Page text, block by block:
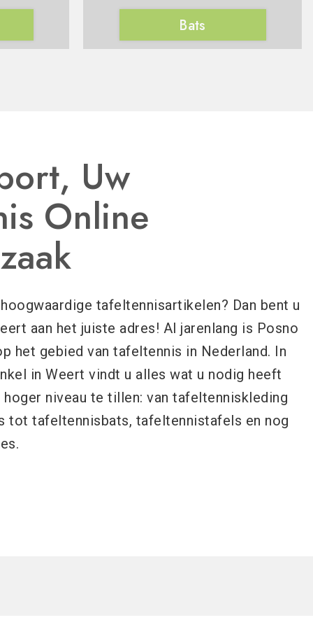
Bats
Uw
Online
tafeltennisartikelen? Dan bent u
aan het juiste adres! Al jarenlang is Posno
het gebied van tafeltennis in Nederland. In
in Weert vindt u alles wat u nodig heeft
hoger niveau te tillen: van tafeltenniskleding
tot tafeltennisbats, tafeltennistafels en nog